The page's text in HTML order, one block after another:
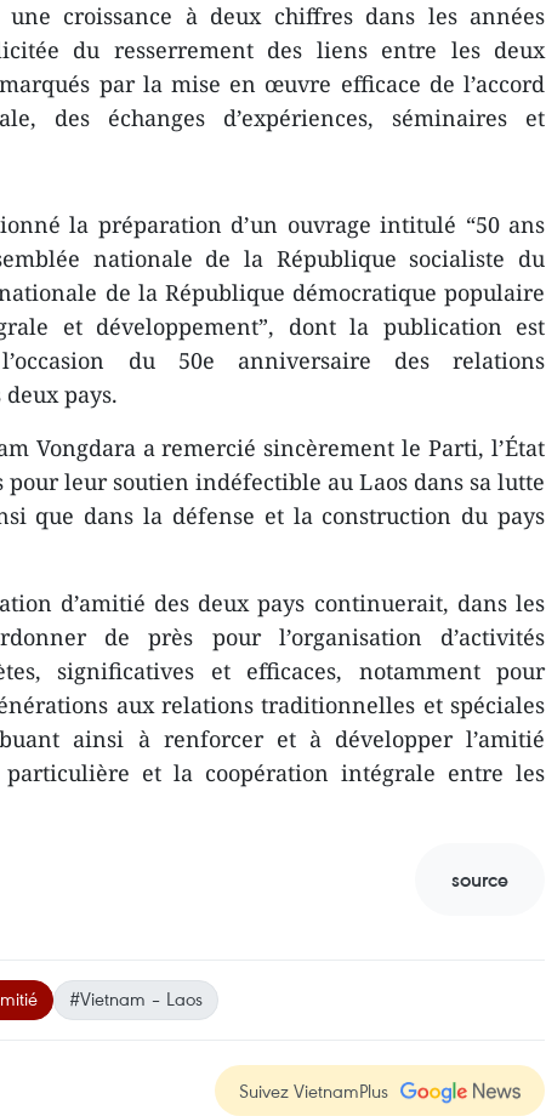
croissance à deux chiffres dans les années
du resserrement des liens entre les deux
par la mise en œuvre efficace de l’accord
des échanges d’expériences, séminaires et
la préparation d’un ouvrage intitulé “50 ans
nationale de la République socialiste du
de la République démocratique populaire
et développement”, dont la publication est
du 50e anniversaire des relations
pays.
Vongdara a remercié sincèrement le Parti, l’État
leur soutien indéfectible au Laos dans sa lutte
que dans la défense et la construction du pays
d’amitié des deux pays continuerait, dans les
de près pour l’organisation d’activités
significatives et efficaces, notamment pour
aux relations traditionnelles et spéciales
ainsi à renforcer et à développer l’amitié
et la coopération intégrale entre les
source
#Vietnam – Laos
Suivez VietnamPlus